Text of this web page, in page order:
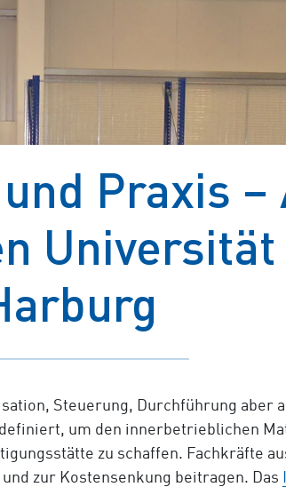
Praxis –
Steuerung, Durchführung aber
um den innerbetrieblichen
zu schaffen. Fachkräfte
zur Kostensenkung beitragen. Das